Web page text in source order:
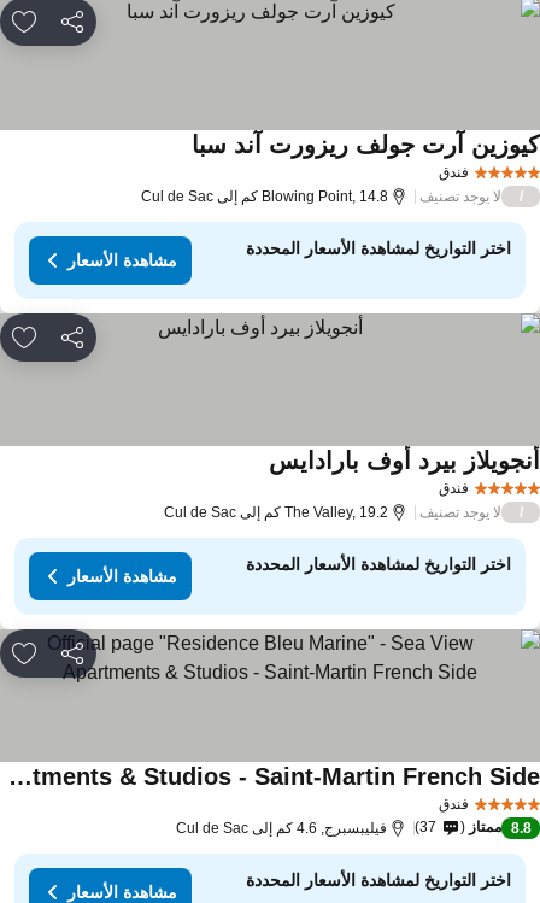
مشاركة
فندق
آرت جولف ريزورت آند سبا
لا يوجد تصنيف Blowing Point, 14.8 كم إلى Cul de Sac
اختر التواريخ لمشاهدة الأسعار المحددة
مشاهدة الأسعار
مشاركة
فندق
بيرد أوف بارادايس
لا يوجد تصنيف The Valley, 19.2 كم إلى Cul de Sac
اختر التواريخ لمشاهدة الأسعار المحددة
مشاهدة الأسعار
مشاركة
فندق
Official page "Residence Bleu Marine" - Sea View Apartments & Studios - Saint-Martin French Side
8.8 ممتاز 37 فيليبسبرج, 4.6 كم إلى Cul de Sac
اختر التواريخ لمشاهدة الأسعار المحددة
مشاهدة الأسعار